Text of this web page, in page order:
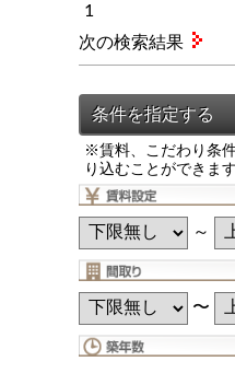
※賃料、こだわり条
り込むことができます
～
〜
1